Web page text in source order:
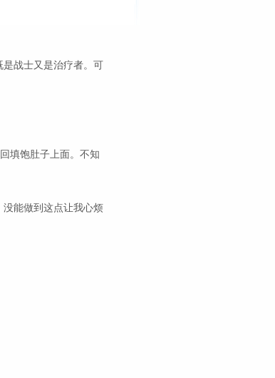
战士又是治疗者。可
填饱肚子上面。不知
能做到这点让我心烦